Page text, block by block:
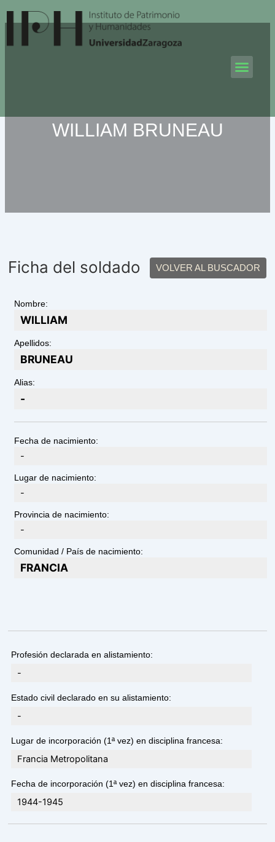
al
contenido
WILLIAM BRUNEAU
Ficha del soldado VOLVER AL BUSCADOR
Nombre:
WILLIAM
Apellidos:
BRUNEAU
Alias:
-
Fecha de nacimiento:
-
Lugar de nacimiento:
-
Provincia de nacimiento:
-
Comunidad / País de nacimiento:
FRANCIA
Profesión declarada en alistamiento:
-
Estado civil declarado en su alistamiento:
-
Lugar de incorporación (1ª vez) en disciplina francesa:
Francia Metropolitana
Fecha de incorporación (1ª vez) en disciplina francesa:
1944-1945